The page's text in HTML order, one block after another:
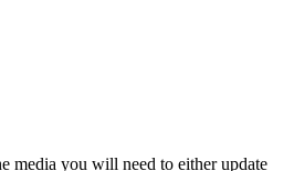
media you will need to either update